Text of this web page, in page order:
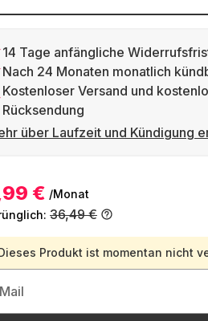
14 Tage anfängliche
Nach 24 Monaten monatlich
Kostenloser Versand und
Rücksendung
über Laufzeit und Kündigung
€ /Monat
36,49 €
Produkt ist momentan nicht